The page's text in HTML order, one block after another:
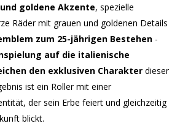
goldene Akzente, spezielle
Räder mit grauen und goldenen Details
zum 25-jährigen Bestehen -
auf die italienische
den exklusiven Charakter dieser
ist ein Roller mit einer
der sein Erbe feiert und gleichzeitig
blickt.